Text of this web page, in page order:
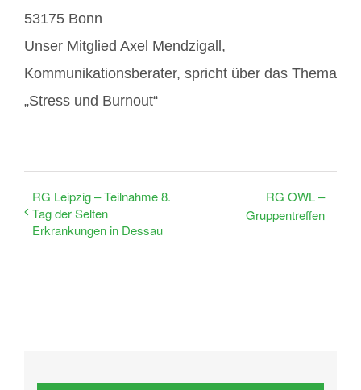
53175 Bonn
Unser Mitglied Axel Mendzigall,
Kommunikationsberater, spricht über das Thema
„Stress und Burnout“
RG Leipzig – Teilnahme 8.
Tag der Selten
Erkrankungen in Dessau
RG OWL –
Gruppentreffen